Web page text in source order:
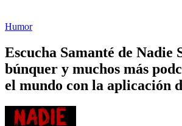
Humor
Escucha Samanté de Nadie
búnquer y muchos más
el mundo con la aplicación